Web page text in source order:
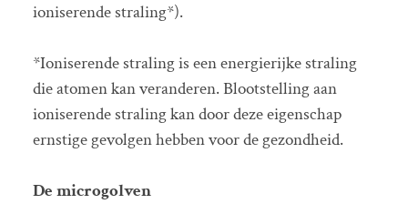
ioniserende straling*).
*Ioniserende straling is een energierijke straling
die atomen kan veranderen. Blootstelling aan
ioniserende straling kan door deze eigenschap
ernstige gevolgen hebben voor de gezondheid.
De microgolven